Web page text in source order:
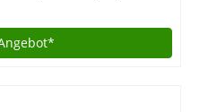
Herstellergarantie |